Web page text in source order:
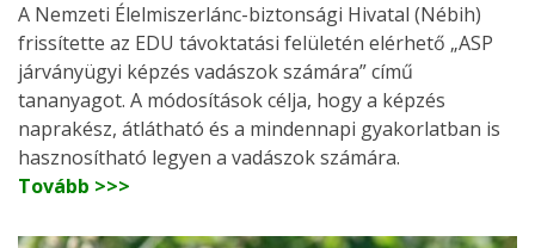
A Nemzeti Élelmiszerlánc-biztonsági Hivatal (Nébih)
frissítette az EDU távoktatási felületén elérhető „ASP
járványügyi képzés vadászok számára” című
tananyagot. A módosítások célja, hogy a képzés
naprakész, átlátható és a mindennapi gyakorlatban is
hasznosítható legyen a vadászok számára.
Tovább >>>